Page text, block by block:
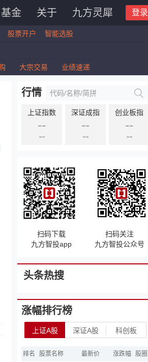
基金 关于 九方灵犀 登录
股票开户 智能选股
大宗交易 业绩速递
行情
上证指数
--
--
深证成指
--
--
创业板指
--
--
扫码下载
九方智投app
扫码关注
九方智投公众号
头条热搜
涨幅排行榜
上证A股 深证A股 科创板
排名 股票名称 最新价 涨跌幅 股圈